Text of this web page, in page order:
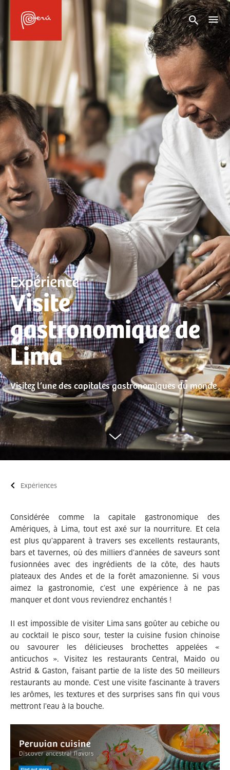
Expérience
Visite
gastronomique de
Lima
Visitez l’une des capitales gastronomiques du monde
Expériences
Considérée comme la capitale gastronomique des
Amériques, à Lima, tout est axé sur la nourriture. Et cela
est plus qu'apparent à travers ses excellents restaurants,
bars et tavernes, où des milliers d'années de saveurs sont
fusionnées avec des ingrédients de la côte, des hauts
plateaux des Andes et de la forêt amazonienne. Si vous
aimez la gastronomie, c’est une expérience à ne pas
manquer et dont vous reviendrez enchantés !
Il est impossible de visiter Lima sans goûter au cebiche ou
au cocktail le pisco sour, tester la cuisine fusion chinoise
ou savourer les délicieuses brochettes appelées «
anticuchos ». Visitez les restaurants Central, Maido ou
Astrid & Gaston, faisant partie de la liste des 50 meilleurs
restaurants au monde. C’est une visite fascinante à travers
les arômes, les textures et des surprises sans fin qui vous
mettront l'eau à la bouche.